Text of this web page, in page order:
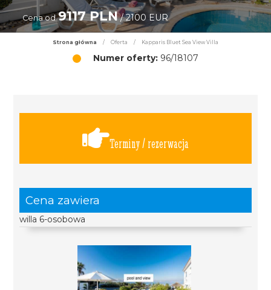
Cena od 9117 PLN/ 2100 EUR
Strona główna / Oferta / Kapparis Bluet Sea View Villa
Numer oferty: 96/18107
Terminy / rezerwacja
Cena zawiera
willa 6-osobowa